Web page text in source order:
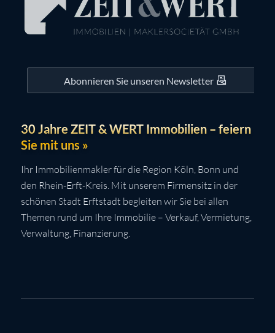
Abonnieren Sie unseren Newsletter
30 Jahre ZEIT & WERT Immobilien – feiern
Sie mit uns »
Ihr Immobilienmakler für die Region Köln, Bonn und
den Rhein-Erft-Kreis. Mit unserem Firmensitz in der
schönen Stadt Erftstadt begleiten wir Sie bei allen
Themen rund um Ihre Immobilie – Verkauf, Vermietung,
Verwaltung, Finanzierung.